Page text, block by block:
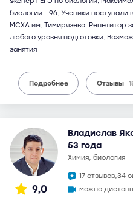
биологии - 96. Ученики
МСХА им. Тимирязева. Репетитор
любого уровня подготовки.
занятия
Подробнее Отзывы
9,0
Владислав
53 года
химия, биология
17 отзывов,34
можно